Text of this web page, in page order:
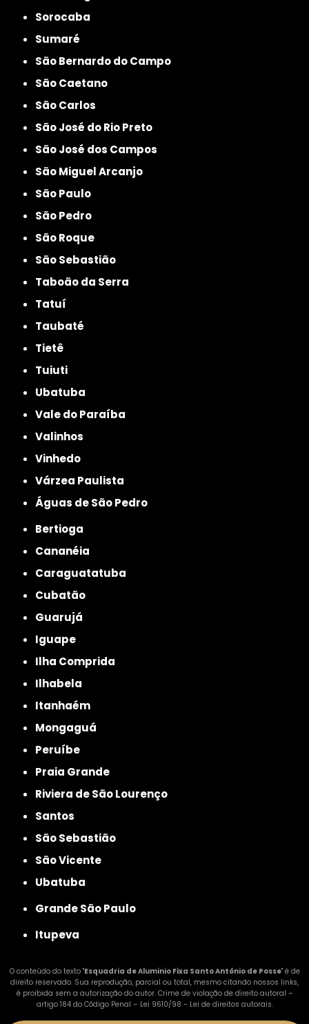
Sorocaba
Sumaré
São Bernardo do Campo
São Caetano
São Carlos
São José do Rio Preto
São José dos Campos
São Miguel Arcanjo
São Paulo
São Pedro
São Roque
São Sebastião
Taboão da Serra
Tatuí
Taubaté
Tietê
Tuiuti
Ubatuba
Vale do Paraíba
Valinhos
Vinhedo
Várzea Paulista
Águas de São Pedro
Bertioga
Cananéia
Caraguatatuba
Cubatão
Guarujá
Iguape
Ilha Comprida
Ilhabela
Itanhaém
Mongaguá
Peruíbe
Praia Grande
Riviera de São Lourenço
Santos
São Sebastião
São Vicente
Ubatuba
Grande São Paulo
Itupeva
O conteúdo do texto "Esquadria de Aluminio Fixa Santo Antônio de Posse" é de
direito reservado. Sua reprodução, parcial ou total, mesmo citando nossos links,
é proibida sem a autorização do autor. Crime de violação de direito autoral –
artigo 184 do Código Penal – Lei 9610/98 - Lei de direitos autorais.